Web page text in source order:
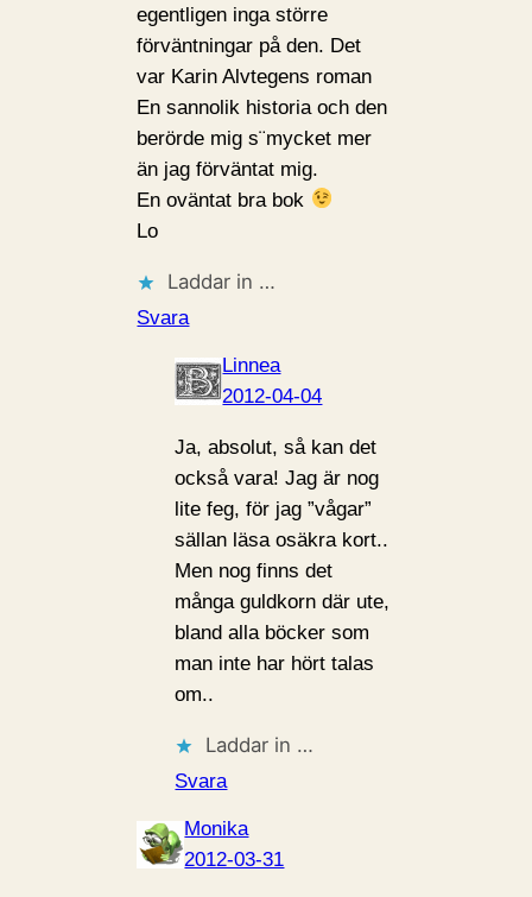
egentligen inga större
förväntningar på den. Det
var Karin Alvtegens roman
En sannolik historia och den
berörde mig s¨mycket mer
än jag förväntat mig.
En oväntat bra bok
Lo
Laddar in …
Svara
Linnea
2012-04-04
Ja, absolut, så kan det
också vara! Jag är nog
lite feg, för jag ”vågar”
sällan läsa osäkra kort..
Men nog finns det
många guldkorn där ute,
bland alla böcker som
man inte har hört talas
om..
Laddar in …
Svara
Monika
2012-03-31